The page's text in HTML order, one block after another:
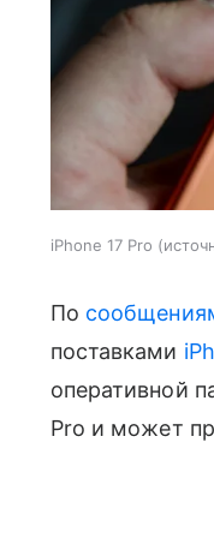
iPhone 17 Pro
По
поставками
оперативной
Pro и может